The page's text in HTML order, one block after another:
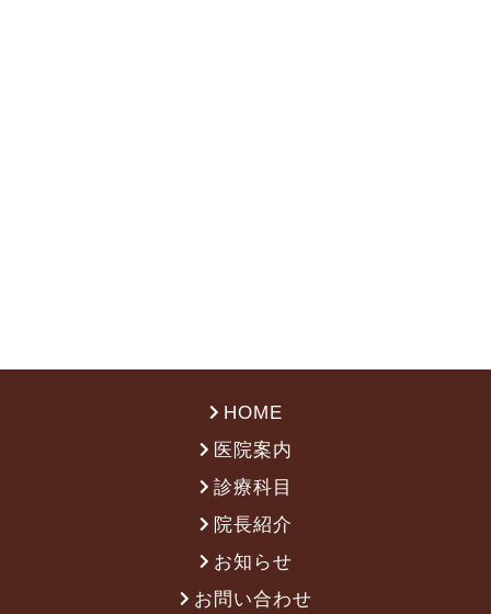
HOME
医院案内
診療科目
院長紹介
お知らせ
お問い合わせ